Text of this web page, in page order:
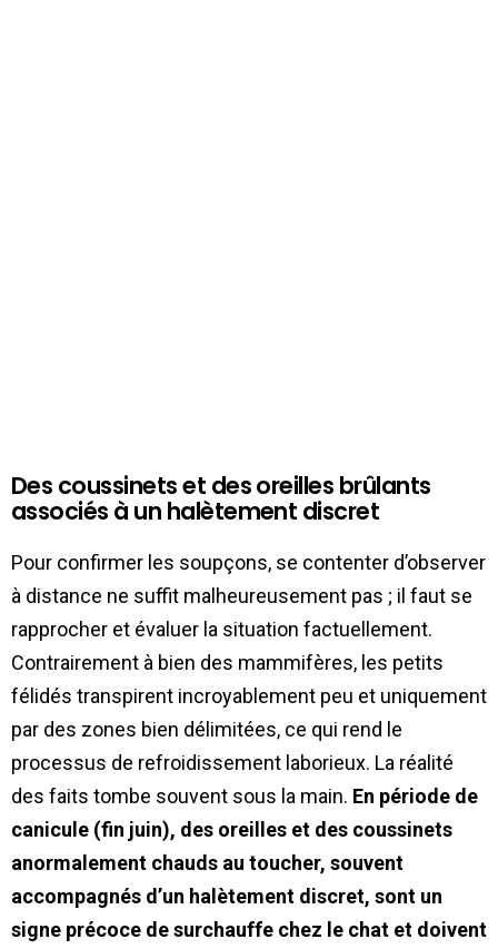
Des coussinets et des oreilles brûlants
associés à un halètement discret
Pour confirmer les soupçons, se contenter d’observer
à distance ne suffit malheureusement pas ; il faut se
rapprocher et évaluer la situation factuellement.
Contrairement à bien des mammifères, les petits
félidés transpirent incroyablement peu et uniquement
par des zones bien délimitées, ce qui rend le
processus de refroidissement laborieux. La réalité
des faits tombe souvent sous la main. En période de
canicule (fin juin), des oreilles et des coussinets
anormalement chauds au toucher, souvent
accompagnés d’un halètement discret, sont un
signe précoce de surchauffe chez le chat et doivent